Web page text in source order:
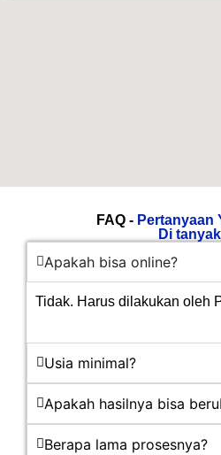
FAQ - Pertanyaan
Di
Apakah bisa online?
Tidak. Harus dilakukan oleh
Usia minimal?
Apakah hasilnya bisa
Berapa lama prosesnya?